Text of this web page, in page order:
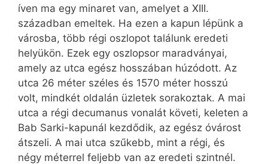
íven ma egy minaret van, amelyet a XIII.
században emeltek. Ha ezen a kapun lépünk a
városba, több régi oszlopot találunk eredeti
helyükön. Ezek egy oszlopsor maradványai,
amely az utca egész hosszában húzódott. Az
utca 26 méter széles és 1570 méter hosszú
volt, mindkét oldalán üzletek sorakoztak. A mai
utca a régi decumanus vonalát követi, keleten a
Bab Sarki-kapunál kezdődik, az egész óvárost
átszeli. A mai utca szűkebb, mint a régi, és
négy méterrel feljebb van az eredeti szintnél.